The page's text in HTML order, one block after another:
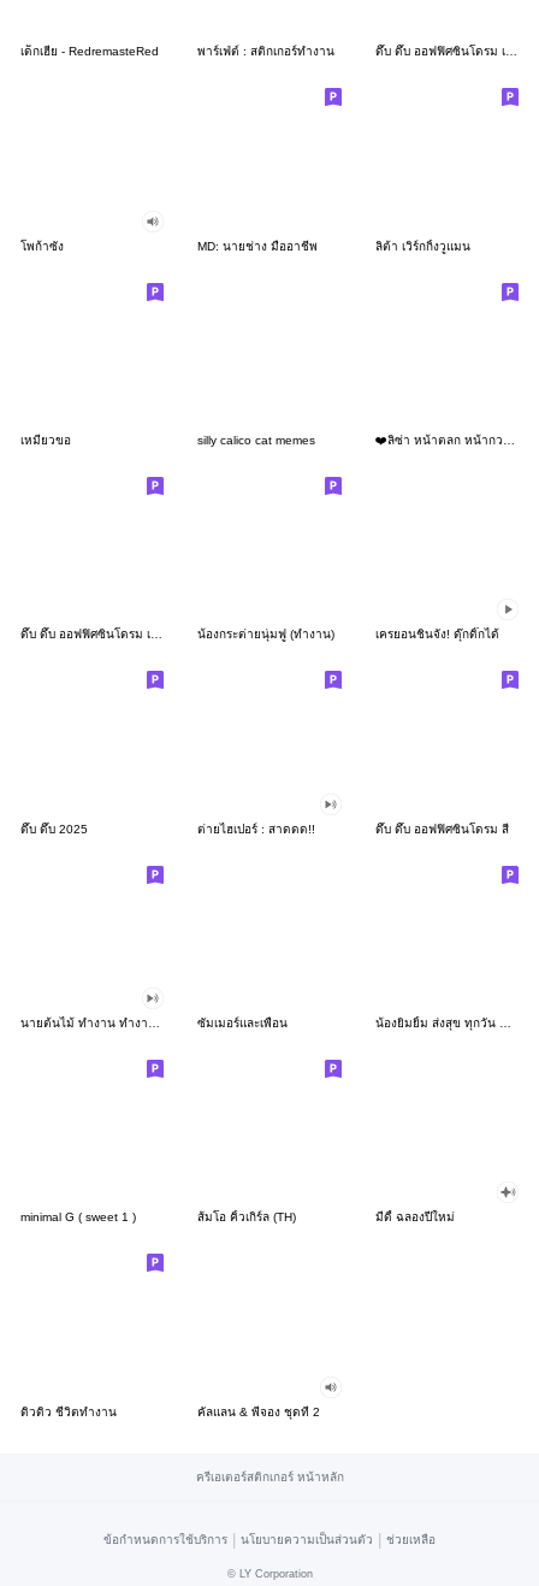
เด็กเฮีย - RedremasteRed พาร์เฟ่ต์ : สติกเกอร์ทำงาน ดึ๊บ ดึ๊บ ออฟฟิศซินโดรม เจ็ด
โพก้าซัง MD: นายช่าง มืออาชีพ ลิต้า เวิร์กกิ้งวูแมน
เหมียวขอ silly calico cat memes
ดึ๊บ ดึ๊บ ออฟฟิศซินโดรม เก้า น้องกระต่ายนุ่มฟู (ทำงาน) เครยอนชินจัง! ดุ๊กดิ๊กได้
ดึ๊บ ดึ๊บ 2025 ต่ายไฮเปอร์ : สาดดด!! ดึ๊บ ดึ๊บ ออฟฟิศซินโดรม สี่
ซัมเมอร์และเพื่อน
minimal G ( sweet 1 ) ส้มโอ คิ้วเกิร์ล (TH) มีดี้ ฉลองปีใหม่
ดิวดิว ชีวิตทำงาน คัลแลน & พี่จอง ชุดที่ 2
ครีเอเตอร์สติกเกอร์ หน้าหลัก
ข้อกำหนดการใช้บริการ | นโยบายความเป็นส่วนตัว | ช่วยเหลือ
© LY Corporation